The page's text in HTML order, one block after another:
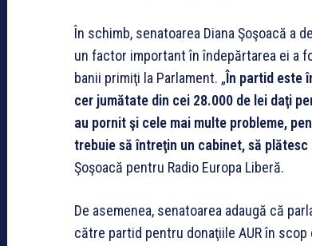
În schimb, senatoarea Diana Şoşoacă a
un factor important în îndepărtarea ei a
banii primiţi la Parlament. „În partid este
cer jumătate din cei 28.000 de lei daţi
au pornit şi cele mai multe probleme,
trebuie să întreţin un cabinet, să
Şoşoacă pentru Radio Europa Liberă.
De asemenea, senatoarea adaugă că
către partid pentru donaţiile AUR în